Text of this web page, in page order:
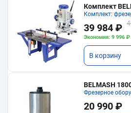
Комплект
Комплект:
39 984 ₽
Экономия: 9 996 ₽
В корзину
BELMASH
Фрезерное
20 990 ₽